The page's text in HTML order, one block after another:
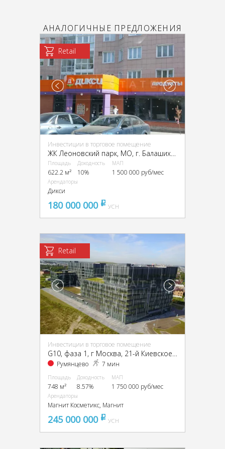
АНАЛОГИЧНЫЕ ПРЕДЛОЖЕНИЯ
Retail
Инвестиции в торговое помещение
ЖК Леоновский парк, МО, г. Балашиха, мкрн. Кучино, Соловьёва ул., 2
Площадь
622.2 м²
Доходность
10%
МАП
1 500 000 руб/мес
Арендаторы
Дикси
180 000 000 pуб
УСН
Retail
Инвестиции в торговое помещение
Румянцево 7 мин
Площадь
748 м²
Доходность
8.57%
МАП
1 750 000 руб/мес
Арендаторы
Магнит Косметикс, Магнит
245 000 000 pуб
УСН